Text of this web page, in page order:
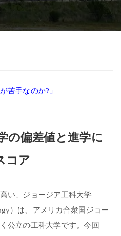
苦手なのか?」
の偏差値と進学に
コア
い、ジョージア工科大学
）は、アメリカ合衆国ジョー
公立の工科大学です。今回